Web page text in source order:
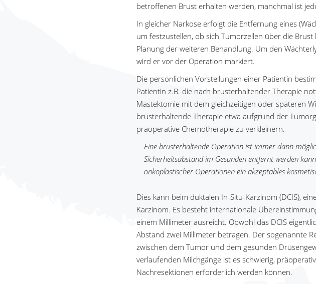
betroffenen Brust erhalten werden, manchmal ist
In gleicher Narkose erfolgt die Entfernung eines
um festzustellen, ob sich Tumorzellen über die
Planung der weiteren Behandlung. Um den
wird er vor der Operation markiert.
Die persönlichen Vorstellungen einer Patientin
Patientin z.B. die nach brusterhaltender Therapie
Mastektomie mit dem gleichzeitigen oder späteren
brusterhaltende Therapie etwa aufgrund der
präoperative Chemotherapie zu verkleinern.
Eine brusterhaltende Operation ist immer dann
Sicherheitsabstand im Gesunden entfernt werden
onkoplastischer Operationen ein akzeptables
Dies kann beim duktalen In-Situ-Karzinom (DCIS),
Karzinom. Es besteht internationale
einem Millimeter ausreicht. Obwohl das DCIS
Abstand zwei Millimeter betragen. Der sogenannte
zwischen dem Tumor und dem gesunden
verlaufenden Milchgänge ist es schwierig,
Nachresektionen erforderlich werden können.